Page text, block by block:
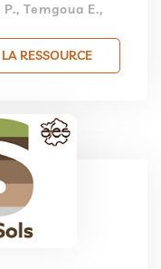
Temgoua E.,
RESSOURCE